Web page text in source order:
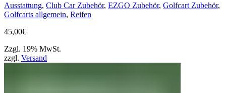
Ausstattung, Club Car Zubehör, EZGO Zubehör, Golfcart Zubehör,
Golfcarts allgemein, Reifen
45,00€
Zzgl. 19% MwSt.
zzgl. Versand